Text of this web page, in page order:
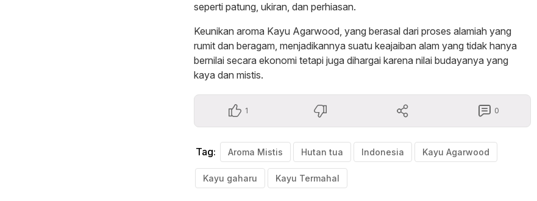
seperti patung, ukiran, dan perhiasan.
Keunikan aroma Kayu Agarwood, yang berasal dari proses alamiah yang
rumit dan beragam, menjadikannya suatu keajaiban alam yang tidak hanya
bernilai secara ekonomi tetapi juga dihargai karena nilai budayanya yang
kaya dan mistis.
1 0
Tag: Aroma Mistis Hutan tua Indonesia Kayu Agarwood
Kayu gaharu Kayu Termahal